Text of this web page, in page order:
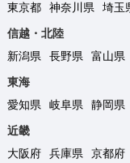
東京都
神奈川県 埼玉
信越・北陸
新潟県
長野県 富山県
東海
愛知県
岐阜県 静岡県
近畿
大阪府
兵庫県 京都府